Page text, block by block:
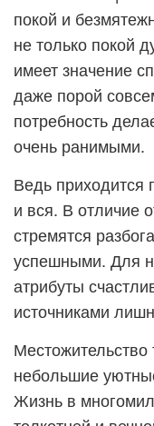
покой и
не только покой
имеет значение
даже порой
потребность
очень ранимыми.
Ведь приходится
и вся. В отличие
стремятся
успешными. Для
атрибуты
источниками
небольшие
Жизнь в